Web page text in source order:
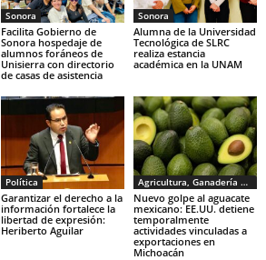
Sonora
Facilita Gobierno de
Sonora hospedaje de
alumnos foráneos de
Unisierra con directorio
de casas de asistencia
Sonora
Alumna de la Universidad
Tecnológica de SLRC
realiza estancia
académica en la UNAM
Política
Garantizar el derecho a la
información fortalece la
libertad de expresión:
Heriberto Aguilar
Agricultura, Ganadería y Pesca
Nuevo golpe al aguacate
mexicano: EE.UU. detiene
temporalmente
actividades vinculadas a
exportaciones en
Michoacán